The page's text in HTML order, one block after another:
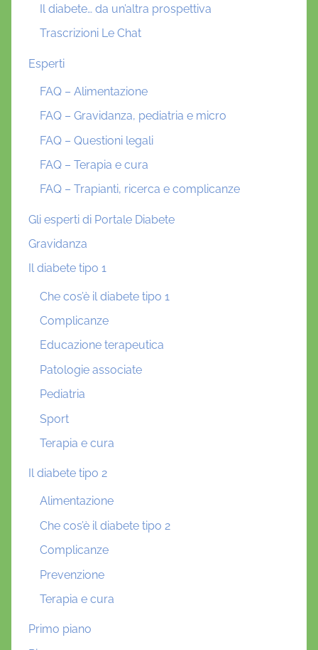
Il diabete… da un’altra prospettiva
Trascrizioni Le Chat
Esperti
FAQ – Alimentazione
FAQ – Gravidanza, pediatria e micro
FAQ – Questioni legali
FAQ – Terapia e cura
FAQ – Trapianti, ricerca e complicanze
Gli esperti di Portale Diabete
Gravidanza
Il diabete tipo 1
Che cos’è il diabete tipo 1
Complicanze
Educazione terapeutica
Patologie associate
Pediatria
Sport
Terapia e cura
Il diabete tipo 2
Alimentazione
Che cos’è il diabete tipo 2
Complicanze
Prevenzione
Terapia e cura
Primo piano